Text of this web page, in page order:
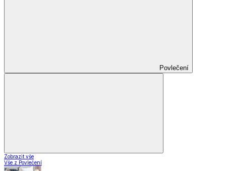
Povlečení
Zobrazit vše
Vše z Povlečení